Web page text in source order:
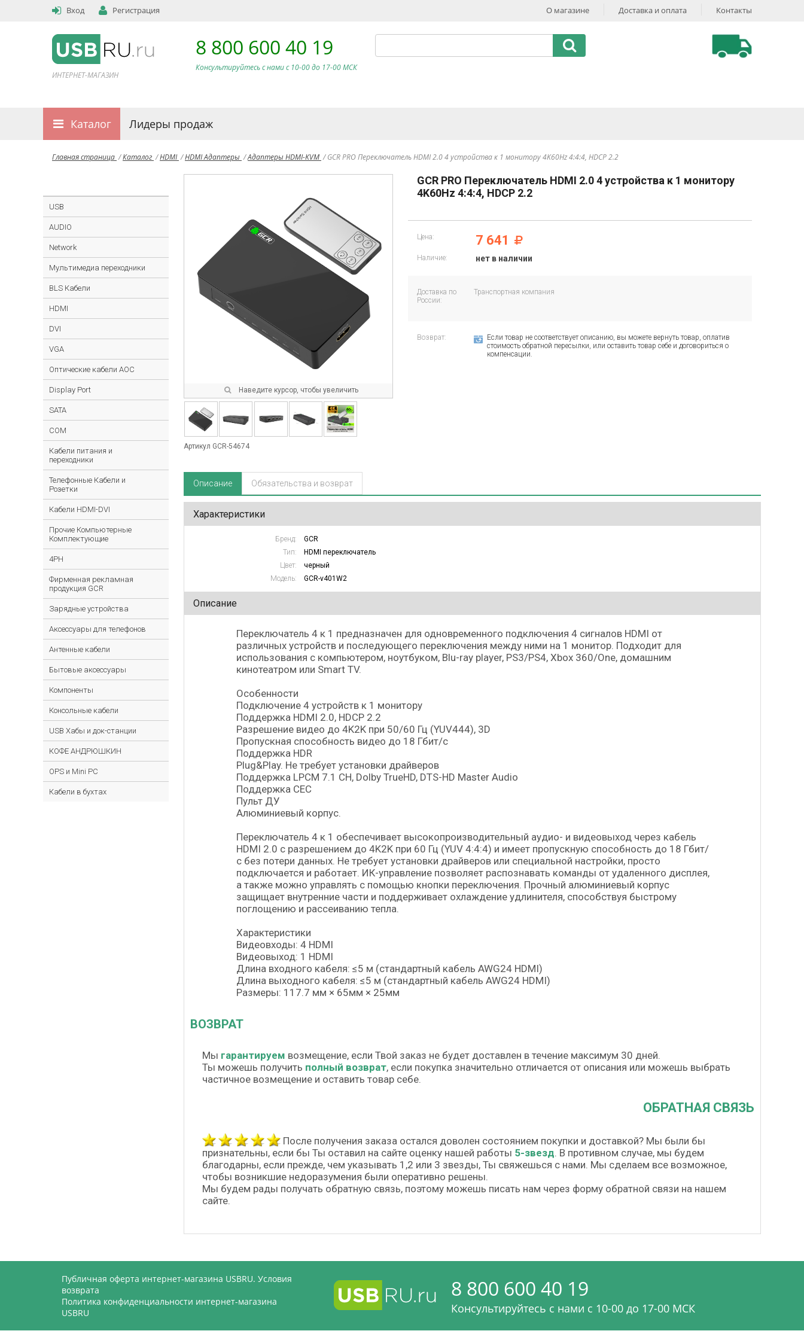
Вход Регистрация О магазине Доставка и оплата Контакты
ИНТЕРНЕТ-МАГАЗИН
8 800 600 40 19
Консультируйтесь с нами c 10-00 до 17-00 МСК
Каталог Лидеры продаж
Главная страница /Каталог /HDMI /HDMI Адаптеры /Адаптеры HDMI-KVM / GCR PRO Переключатель HDMI 2.0 4 устройства к 1 монитору 4K60Hz 4:4:4, HDCP 2.2
USB
AUDIO
Network
Мультимедиа переходники
BLS Кабели
HDMI
DVI
VGA
Оптические кабели AOC
Display Port
SATA
COM
Кабели питания и
переходники
Телефонные Кабели и
Розетки
Кабели HDMI-DVI
Прочие Компьютерные
Комплектующие
4PH
Фирменная рекламная
продукция GCR
Зарядные устройства
Аксессуары для телефонов
Антенные кабели
Бытовые аксессуары
Компоненты
Консольные кабели
USB Хабы и док-станции
КОФЕ АНДРЮШКИН
OPS и Mini PC
Кабели в бухтах
Наведите курсор, чтобы увеличить
Артикул GCR-54674
GCR PRO Переключатель HDMI 2.0 4 устройства к 1 монитору
4K60Hz 4:4:4, HDCP 2.2
Цена: 7 641
Наличие: нет в наличии
Доставка по
России:
Транспортная компания
Возврат:
Если товар не соответствует описанию, вы можете вернуть товар, оплатив
стоимость обратной пересылки, или оставить товар себе и договориться о
компенсации.
Описание Обязательства и возврат
Характеристики
Бренд:
GCR
Тип:
HDMI переключатель
Цвет:
черный
Модель:
GCR-v401W2
Описание
Переключатель 4 к 1 предназначен для одновременного подключения 4 сигналов HDMI от
различных устройств и последующего переключения между ними на 1 монитор. Подходит для
использования с компьютером, ноутбуком, Blu-ray player, PS3/PS4, Xbox 360/One, домашним
кинотеатром или Smart TV.
Особенности
Подключение 4 устройств к 1 монитору
Поддержка HDMI 2.0, HDCP 2.2
Разрешение видео до 4K2K при 50/60 Гц (YUV444), 3D
Пропускная способность видео до 18 Гбит/с
Поддержка HDR
Plug&Play. Не требует установки драйверов
Поддержка LPCM 7.1 CH, Dolby TrueHD, DTS-HD Master Audio
Поддержка CEC
Пульт ДУ
Алюминиевый корпус.
Переключатель 4 к 1 обеспечивает высокопроизводительный аудио- и видеовыход через кабель
HDMI 2.0 с разрешением до 4K2K при 60 Гц (YUV 4:4:4) и имеет пропускную способность до 18 Гбит/
с без потери данных. Не требует установки драйверов или специальной настройки, просто
подключается и работает. ИК-управление позволяет распознавать команды от удаленного дисплея,
а также можно управлять с помощью кнопки переключения. Прочный алюминиевый корпус
защищает внутренние части и поддерживает охлаждение удлинителя, способствуя быстрому
поглощению и рассеиванию тепла.
Характеристики
Видеовходы: 4 HDMI
Видеовыход: 1 HDMI
Длина входного кабеля: ≤5 м (стандартный кабель AWG24 HDMI)
Длина выходного кабеля: ≤5 м (стандартный кабель AWG24 HDMI)
Размеры: 117.7 мм × 65мм × 25мм
ВОЗВРАТ
Мы гарантируем возмещение, если Твой заказ не будет доставлен в течение максимум 30 дней.
Ты можешь получить полный возврат, если покупка значительно отличается от описания или можешь выбрать
частичное возмещение и оставить товар себе.
ОБРАТНАЯ СВЯЗЬ
После получения заказа остался доволен состоянием покупки и доставкой? Мы были бы
признательны, если бы Ты оставил на сайте оценку нашей работы 5-звезд. В противном случае, мы будем
благодарны, если прежде, чем указывать 1,2 или 3 звезды, Ты свяжешься с нами. Мы сделаем все возможное,
чтобы возникшие недоразумения были оперативно решены.
Мы будем рады получать обратную связь, поэтому можешь писать нам через форму обратной связи на нашем
сайте.
Публичная оферта интернет-магазина USBRU. Условия
возврата
Политика конфиденциальности интернет-магазина
USBRU
8 800 600 40 19
Консультируйтесь с нами c 10-00 до 17-00 МСК